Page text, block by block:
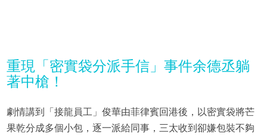
重現「密實袋分派手信」事件余德丞躺
著中槍！
劇情講到「接龍員工」俊華由菲律賓回港後，以密實袋將芒
果乾分成多個小包，逐一派給同事，三太收到卻嫌包裝不夠